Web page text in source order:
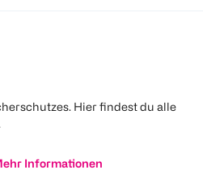
Hier findest du alle
Informationen